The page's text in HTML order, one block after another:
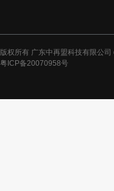
版权所有 广东中再盟科技有限公
粤ICP备20070958号